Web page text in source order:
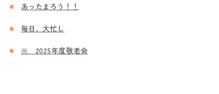
あったまろう！！
毎日、大忙し
㊗ 2025年度敬老会